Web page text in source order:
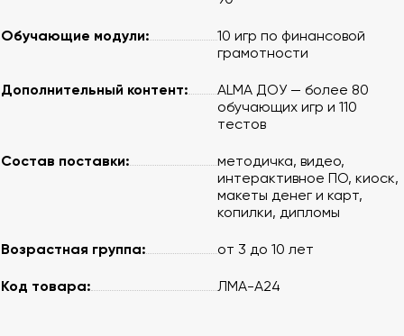
Обучающие модули:
10 игр по финансовой
грамотности
Дополнительный контент:
ALMA ДОУ — более 80
обучающих игр и 110
тестов
Состав поставки:
методичка, видео,
интерактивное ПО, киоск,
макеты денег и карт,
копилки, дипломы
Возрастная группа: от 3 до 10 лет
Код товара: ЛМА-А24